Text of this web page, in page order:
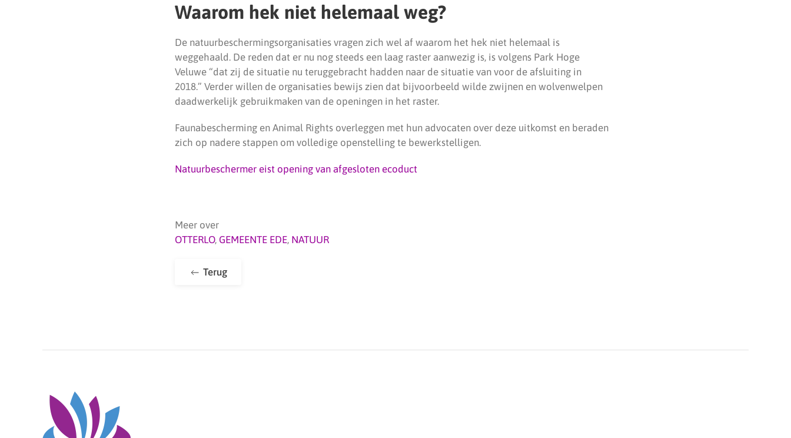
Waarom hek niet helemaal weg?
De natuurbeschermingsorganisaties vragen zich wel af waarom het hek niet helemaal is
weggehaald. De reden dat er nu nog steeds een laag raster aanwezig is, is volgens Park Hoge
Veluwe “dat zij de situatie nu teruggebracht hadden naar de situatie van voor de afsluiting in
2018.” Verder willen de organisaties bewijs zien dat bijvoorbeeld wilde zwijnen en wolvenwelpen
daadwerkelijk gebruikmaken van de openingen in het raster.
Faunabescherming en Animal Rights overleggen met hun advocaten over deze uitkomst en beraden
zich op nadere stappen om volledige openstelling te bewerkstelligen.
Natuurbeschermer eist opening van afgesloten ecoduct
Meer over
OTTERLO, GEMEENTE EDE, NATUUR
Terug